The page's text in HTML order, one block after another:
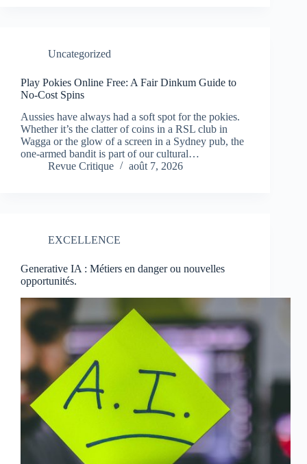
Uncategorized
Play Pokies Online Free: A Fair Dinkum Guide to
No-Cost Spins
Aussies have always had a soft spot for the pokies.
Whether it’s the clatter of coins in a RSL club in
Wagga or the glow of a screen in a Sydney pub, the
one-armed bandit is part of our cultural…
Revue Critique
août 7, 2026
EXCELLENCE
Generative IA : Métiers en danger ou nouvelles
opportunités.